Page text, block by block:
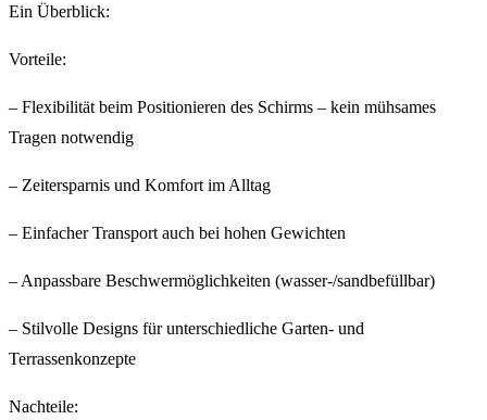
Ein Überblick:
Vorteile:
– Flexibilität beim Positionieren des Schirms – kein mühsames
Tragen notwendig
– Zeitersparnis und Komfort im Alltag
– Einfacher Transport auch bei hohen Gewichten
– Anpassbare Beschwermöglichkeiten (wasser-/sandbefüllbar)
– Stilvolle Designs für unterschiedliche Garten- und
Terrassenkonzepte
Nachteile: